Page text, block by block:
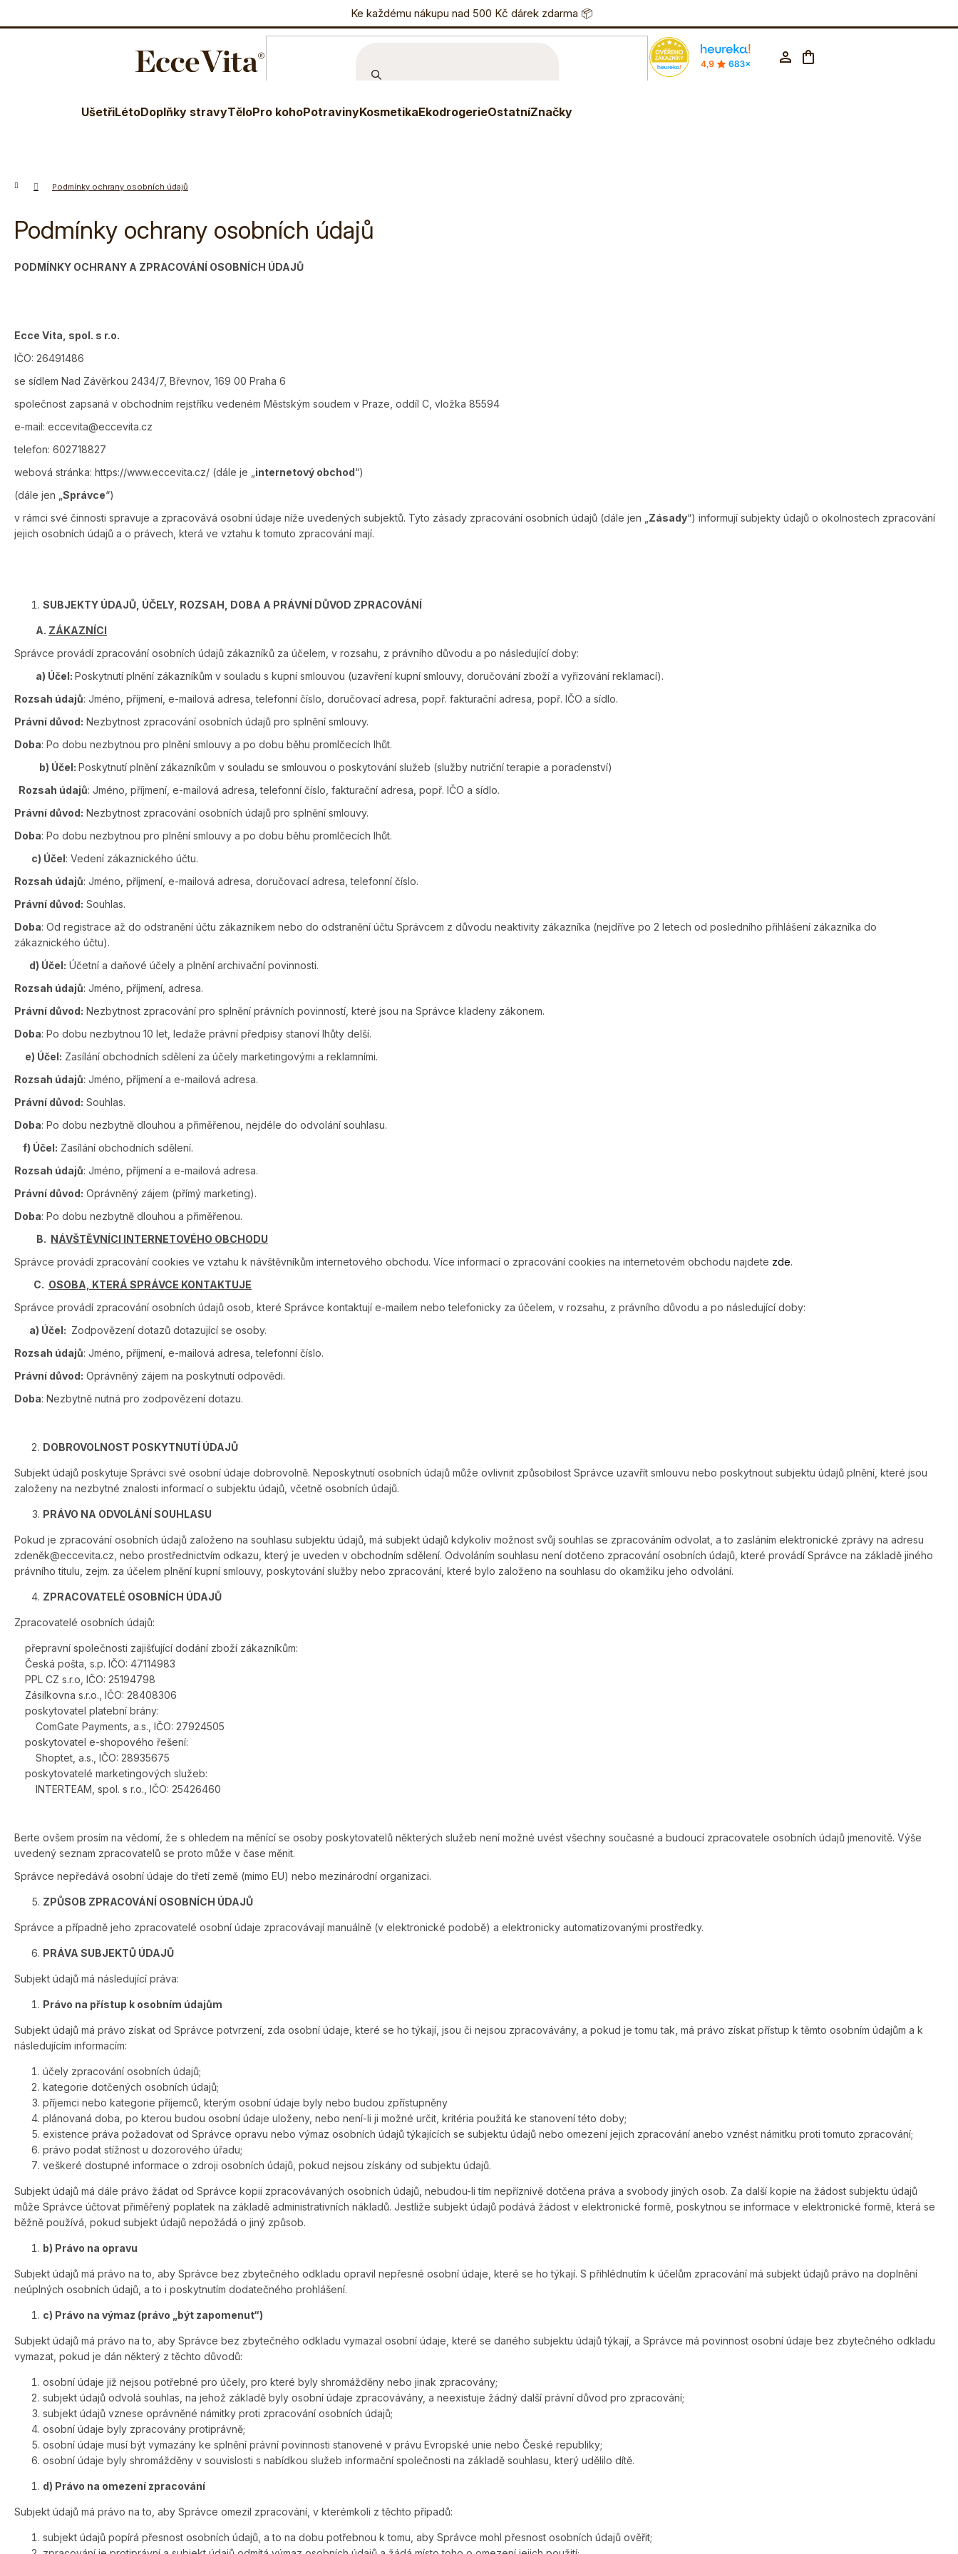
Ke každému nákupu nad 500 Kč dárek zdarma 📦
UšetřiLétoDoplňky stravyTěloPro kohoPotravinyKosmetikaEkodrogerieOstatníZnačky
Věrnostní program Eshop 733 738 836
Domů Podmínky ochrany osobních údajů
Podmínky ochrany osobních údajů
PODMÍNKY OCHRANY A ZPRACOVÁNÍ OSOBNÍCH ÚDAJŮ
Ecce Vita, spol. s r.o.
IČO: 26491486
se sídlem Nad Závěrkou 2434/7, Břevnov, 169 00 Praha 6
společnost zapsaná v obchodním rejstříku vedeném Městským soudem v Praze, oddíl C, vložka 85594
e-mail: eccevita@eccevita.cz
telefon: 602718827
webová stránka: https://www.eccevita.cz/ (dále je „ internetový obchod“)
(dále jen „ Správce“)
v rámci své činnosti spravuje a zpracovává osobní údaje níže uvedených subjektů. Tyto zásady zpracování osobních údajů (dále jen „ Zásady“) informují subjekty údajů o okolnostech zpracování
jejich osobních údajů a o právech, která ve vztahu k tomuto zpracování mají.
SUBJEKTY ÚDAJŮ, ÚČELY, ROZSAH, DOBA A PRÁVNÍ DŮVOD ZPRACOVÁNÍ
A. ZÁKAZNÍCI
Správce provádí zpracování osobních údajů zákazníků za účelem, v rozsahu, z právního důvodu a po následující doby:
a) Účel: Poskytnutí plnění zákazníkům v souladu s kupní smlouvou (uzavření kupní smlouvy, doručování zboží a vyřizování reklamací).
Rozsah údajů: Jméno, příjmení, e-mailová adresa, telefonní číslo, doručovací adresa, popř. fakturační adresa, popř. IČO a sídlo.
Právní důvod: Nezbytnost zpracování osobních údajů pro splnění smlouvy.
Doba: Po dobu nezbytnou pro plnění smlouvy a po dobu běhu promlčecích lhůt.
b) Účel: Poskytnutí plnění zákazníkům v souladu se smlouvou o poskytování služeb (služby nutriční terapie a poradenství)
Rozsah údajů: Jméno, příjmení, e-mailová adresa, telefonní číslo, fakturační adresa, popř. IČO a sídlo.
Právní důvod: Nezbytnost zpracování osobních údajů pro splnění smlouvy.
Doba: Po dobu nezbytnou pro plnění smlouvy a po dobu běhu promlčecích lhůt.
c) Účel: Vedení zákaznického účtu.
Rozsah údajů: Jméno, příjmení, e-mailová adresa, doručovací adresa, telefonní číslo.
Právní důvod: Souhlas.
Doba: Od registrace až do odstranění účtu zákazníkem nebo do odstranění účtu Správcem z důvodu neaktivity zákazníka (nejdříve po 2 letech od posledního přihlášení zákazníka do
zákaznického účtu).
d) Účel: Účetní a daňové účely a plnění archivační povinnosti.
Rozsah údajů: Jméno, příjmení, adresa.
Právní důvod: Nezbytnost zpracování pro splnění právních povinností, které jsou na Správce kladeny zákonem.
Doba: Po dobu nezbytnou 10 let, ledaže právní předpisy stanoví lhůty delší.
e) Účel: Zasílání obchodních sdělení za účely marketingovými a reklamními.
Rozsah údajů: Jméno, příjmení a e-mailová adresa.
Právní důvod: Souhlas.
Doba: Po dobu nezbytně dlouhou a přiměřenou, nejdéle do odvolání souhlasu.
f) Účel: Zasílání obchodních sdělení.
Rozsah údajů: Jméno, příjmení a e-mailová adresa.
Právní důvod: Oprávněný zájem (přímý marketing).
Doba: Po dobu nezbytně dlouhou a přiměřenou.
B. NÁVŠTĚVNÍCI INTERNETOVÉHO OBCHODU
Správce provádí zpracování cookies ve vztahu k návštěvníkům internetového obchodu. Více informací o zpracování cookies na internetovém obchodu najdete zde.
C. OSOBA, KTERÁ SPRÁVCE KONTAKTUJE
Správce provádí zpracování osobních údajů osob, které Správce kontaktují e-mailem nebo telefonicky za účelem, v rozsahu, z právního důvodu a po následující doby:
a) Účel: Zodpovězení dotazů dotazující se osoby.
Rozsah údajů: Jméno, příjmení, e-mailová adresa, telefonní číslo.
Právní důvod: Oprávněný zájem na poskytnutí odpovědi.
Doba: Nezbytně nutná pro zodpovězení dotazu.
DOBROVOLNOST POSKYTNUTÍ ÚDAJŮ
Subjekt údajů poskytuje Správci své osobní údaje dobrovolně. Neposkytnutí osobních údajů může ovlivnit způsobilost Správce uzavřít smlouvu nebo poskytnout subjektu údajů plnění, které jsou
založeny na nezbytné znalosti informací o subjektu údajů, včetně osobních údajů.
PRÁVO NA ODVOLÁNÍ SOUHLASU
Pokud je zpracování osobních údajů založeno na souhlasu subjektu údajů, má subjekt údajů kdykoliv možnost svůj souhlas se zpracováním odvolat, a to zasláním elektronické zprávy na adresu
zdeněk@eccevita.cz, nebo prostřednictvím odkazu, který je uveden v obchodním sdělení. Odvoláním souhlasu není dotčeno zpracování osobních údajů, které provádí Správce na základě jiného
právního titulu, zejm. za účelem plnění kupní smlouvy, poskytování služby nebo zpracování, které bylo založeno na souhlasu do okamžiku jeho odvolání.
ZPRACOVATELÉ OSOBNÍCH ÚDAJŮ
Zpracovatelé osobních údajů:
přepravní společnosti zajišťující dodání zboží zákazníkům:
Česká pošta, s.p. IČO: 47114983
PPL CZ s.r.o, IČO: 25194798
Zásilkovna s.r.o., IČO: 28408306
poskytovatel platební brány:
ComGate Payments, a.s., IČO: 27924505
poskytovatel e-shopového řešení:
Shoptet, a.s., IČO: 28935675
poskytovatelé marketingových služeb:
INTERTEAM, spol. s r.o., IČO: 25426460
Berte ovšem prosím na vědomí, že s ohledem na měnící se osoby poskytovatelů některých služeb není možné uvést všechny současné a budoucí zpracovatele osobních údajů jmenovitě. Výše
uvedený seznam zpracovatelů se proto může v čase měnit.
Správce nepředává osobní údaje do třetí země (mimo EU) nebo mezinárodní organizaci.
ZPŮSOB ZPRACOVÁNÍ OSOBNÍCH ÚDAJŮ
Správce a případně jeho zpracovatelé osobní údaje zpracovávají manuálně (v elektronické podobě) a elektronicky automatizovanými prostředky.
PRÁVA SUBJEKTŮ ÚDAJŮ
Subjekt údajů má následující práva:
Právo na přístup k osobním údajům
Subjekt údajů má právo získat od Správce potvrzení, zda osobní údaje, které se ho týkají, jsou či nejsou zpracovávány, a pokud je tomu tak, má právo získat přístup k těmto osobním údajům a k
následujícím informacím:
účely zpracování osobních údajů;
kategorie dotčených osobních údajů;
příjemci nebo kategorie příjemců, kterým osobní údaje byly nebo budou zpřístupněny
plánovaná doba, po kterou budou osobní údaje uloženy, nebo není-li ji možné určit, kritéria použitá ke stanovení této doby;
existence práva požadovat od Správce opravu nebo výmaz osobních údajů týkajících se subjektu údajů nebo omezení jejich zpracování anebo vznést námitku proti tomuto zpracování;
právo podat stížnost u dozorového úřadu;
veškeré dostupné informace o zdroji osobních údajů, pokud nejsou získány od subjektu údajů.
Subjekt údajů má dále právo žádat od Správce kopii zpracovávaných osobních údajů, nebudou-li tím nepříznivě dotčena práva a svobody jiných osob. Za další kopie na žádost subjektu údajů
může Správce účtovat přiměřený poplatek na základě administrativních nákladů. Jestliže subjekt údajů podává žádost v elektronické formě, poskytnou se informace v elektronické formě, která se
běžně používá, pokud subjekt údajů nepožádá o jiný způsob.
b) Právo na opravu
Subjekt údajů má právo na to, aby Správce bez zbytečného odkladu opravil nepřesné osobní údaje, které se ho týkají. S přihlédnutím k účelům zpracování má subjekt údajů právo na doplnění
neúplných osobních údajů, a to i poskytnutím dodatečného prohlášení.
c) Právo na výmaz (právo „být zapomenut“)
Subjekt údajů má právo na to, aby Správce bez zbytečného odkladu vymazal osobní údaje, které se daného subjektu údajů týkají, a Správce má povinnost osobní údaje bez zbytečného odkladu
vymazat, pokud je dán některý z těchto důvodů:
osobní údaje již nejsou potřebné pro účely, pro které byly shromážděny nebo jinak zpracovány;
subjekt údajů odvolá souhlas, na jehož základě byly osobní údaje zpracovávány, a neexistuje žádný další právní důvod pro zpracování;
subjekt údajů vznese oprávněné námitky proti zpracování osobních údajů;
osobní údaje byly zpracovány protiprávně;
osobní údaje musí být vymazány ke splnění právní povinnosti stanovené v právu Evropské unie nebo České republiky;
osobní údaje byly shromážděny v souvislosti s nabídkou služeb informační společnosti na základě souhlasu, který udělilo dítě.
d) Právo na omezení zpracování
Subjekt údajů má právo na to, aby Správce omezil zpracování, v kterémkoli z těchto případů:
subjekt údajů popírá přesnost osobních údajů, a to na dobu potřebnou k tomu, aby Správce mohl přesnost osobních údajů ověřit;